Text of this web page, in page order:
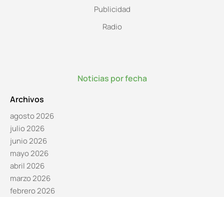
Publicidad
Radio
Noticias por fecha
Archivos
agosto 2026
julio 2026
junio 2026
mayo 2026
abril 2026
marzo 2026
febrero 2026